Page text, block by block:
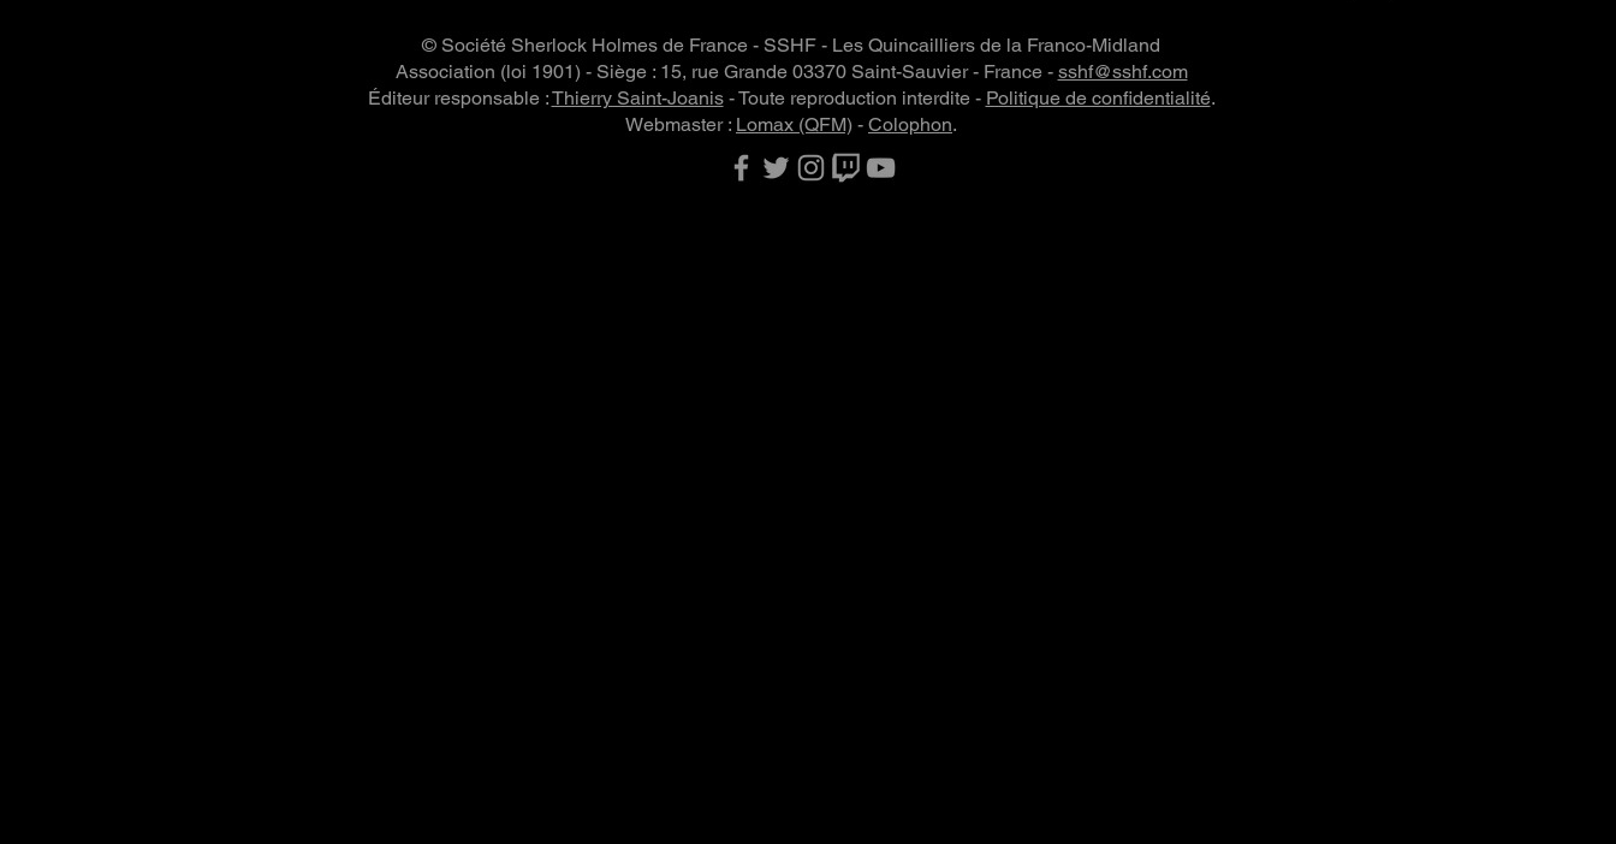
© Société Sherlock Holmes de France - SSHF - Les Quincailliers de la Franco-Midland
Association (loi 1901) - Siège : 15, rue Grande 03370 Saint-Sauvier - France - sshf@sshf.com
Éditeur responsable :Thierry Saint-Joanis- Toute reproduction interdite - Politique de confidentialité.
Webmaster : Lomax (QFM) - Colophon.